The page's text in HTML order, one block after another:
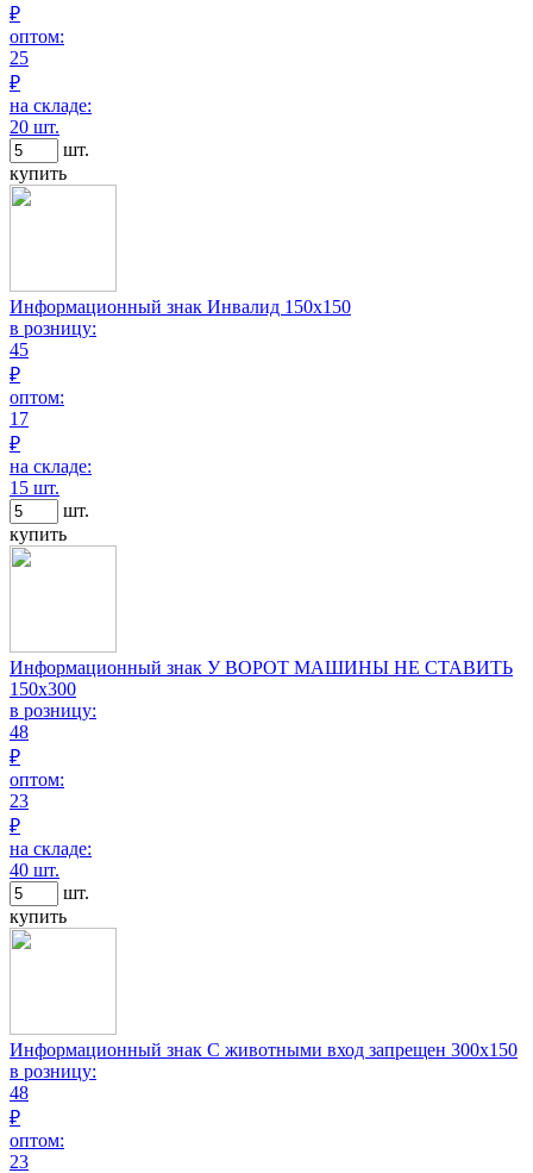
₽
оптом:
25
₽
на складе:
20 шт.
шт.
купить
Информационный знак Инвалид 150х150
в розницу:
45
₽
оптом:
17
₽
на складе:
15 шт.
шт.
купить
Информационный знак У ВОРОТ МАШИНЫ НЕ СТАВИТЬ
150х300
в розницу:
48
₽
оптом:
23
₽
на складе:
40 шт.
шт.
купить
Информационный знак С животными вход запрещен 300х150
в розницу:
48
₽
оптом:
23